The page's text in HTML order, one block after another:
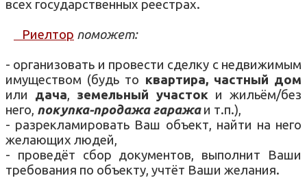
всех государственных реестрах.
Риелтор поможет:
- организовать и провести сделку с недвижимым
имуществом (будь то квартира, частный дом
или дача, земельный участоки жильём/без
него, покупка-продажа гаражаи т.п.),
- разрекламировать Ваш объект, найти на него
желающих людей,
- проведёт сбор документов, выполнит Ваши
требования по объекту, учтёт Ваши желания.